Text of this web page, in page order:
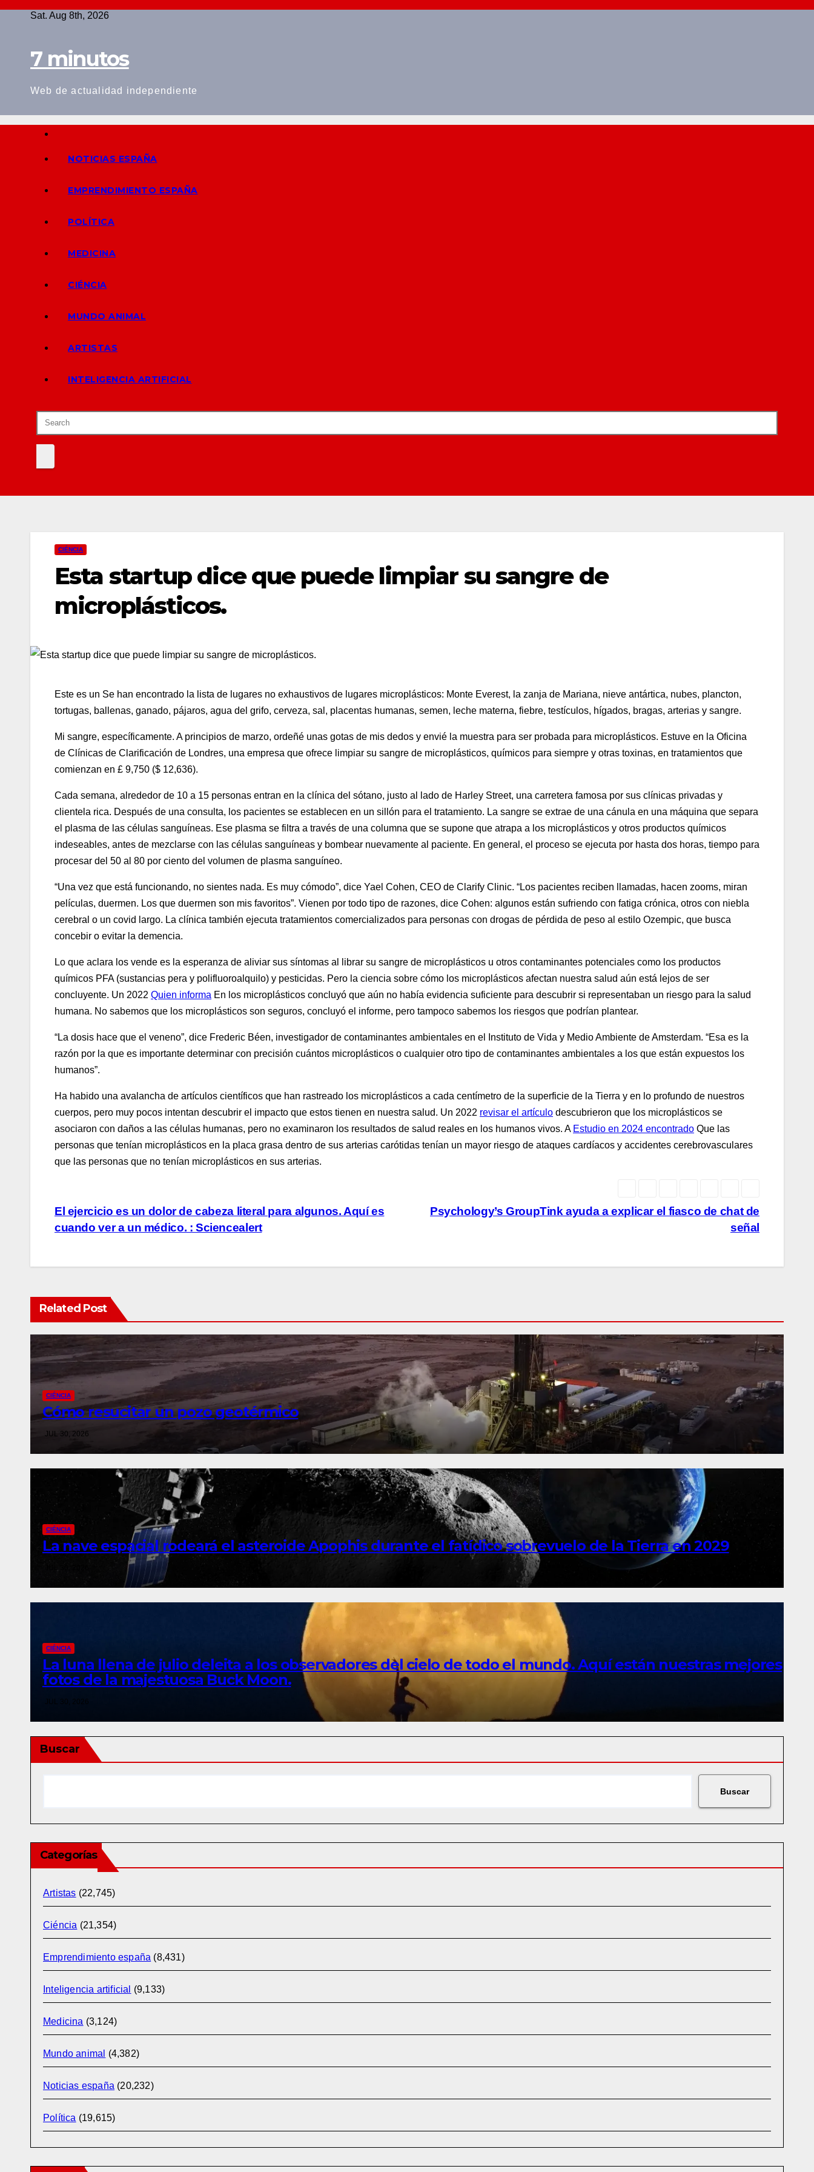
Skip
Sat. Aug 8th, 2026
7 minutos
Web de actualidad independiente
NOTICIAS ESPAÑA
EMPRENDIMIENTO ESPAÑA
POLÍTICA
MEDICINA
CIÉNCIA
MUNDO ANIMAL
ARTISTAS
INTELIGENCIA ARTIFICIAL
CIÉNCIA
Esta startup dice que puede limpiar su sangre de
microplásticos.
Este es un Se han encontrado la lista de lugares no exhaustivos de lugares microplásticos: Monte Everest, la zanja de Mariana, nieve antártica, nubes, plancton,
tortugas, ballenas, ganado, pájaros, agua del grifo, cerveza, sal, placentas humanas, semen, leche materna, fiebre, testículos, hígados, bragas, arterias y sangre.
Mi sangre, específicamente. A principios de marzo, ordeñé unas gotas de mis dedos y envié la muestra para ser probada para microplásticos. Estuve en la Oficina
de Clínicas de Clarificación de Londres, una empresa que ofrece limpiar su sangre de microplásticos, químicos para siempre y otras toxinas, en tratamientos que
comienzan en £ 9,750 ($ 12,636).
Cada semana, alrededor de 10 a 15 personas entran en la clínica del sótano, justo al lado de Harley Street, una carretera famosa por sus clínicas privadas y
clientela rica. Después de una consulta, los pacientes se establecen en un sillón para el tratamiento. La sangre se extrae de una cánula en una máquina que separa
el plasma de las células sanguíneas. Ese plasma se filtra a través de una columna que se supone que atrapa a los microplásticos y otros productos químicos
indeseables, antes de mezclarse con las células sanguíneas y bombear nuevamente al paciente. En general, el proceso se ejecuta por hasta dos horas, tiempo para
procesar del 50 al 80 por ciento del volumen de plasma sanguíneo.
“Una vez que está funcionando, no sientes nada. Es muy cómodo”, dice Yael Cohen, CEO de Clarify Clinic. “Los pacientes reciben llamadas, hacen zooms, miran
películas, duermen. Los que duermen son mis favoritos”. Vienen por todo tipo de razones, dice Cohen: algunos están sufriendo con fatiga crónica, otros con niebla
cerebral o un covid largo. La clínica también ejecuta tratamientos comercializados para personas con drogas de pérdida de peso al estilo Ozempic, que busca
concebir o evitar la demencia.
Lo que aclara los vende es la esperanza de aliviar sus síntomas al librar su sangre de microplásticos u otros contaminantes potenciales como los productos
químicos PFA (sustancias pera y polifluoroalquilo) y pesticidas. Pero la ciencia sobre cómo los microplásticos afectan nuestra salud aún está lejos de ser
concluyente. Un 2022 Quien informa En los microplásticos concluyó que aún no había evidencia suficiente para descubrir si representaban un riesgo para la salud
humana. No sabemos que los microplásticos son seguros, concluyó el informe, pero tampoco sabemos los riesgos que podrían plantear.
“La dosis hace que el veneno”, dice Frederic Béen, investigador de contaminantes ambientales en el Instituto de Vida y Medio Ambiente de Amsterdam. “Esa es la
razón por la que es importante determinar con precisión cuántos microplásticos o cualquier otro tipo de contaminantes ambientales a los que están expuestos los
humanos”.
Ha habido una avalancha de artículos científicos que han rastreado los microplásticos a cada centímetro de la superficie de la Tierra y en lo profundo de nuestros
cuerpos, pero muy pocos intentan descubrir el impacto que estos tienen en nuestra salud. Un 2022 revisar el artículo descubrieron que los microplásticos se
asociaron con daños a las células humanas, pero no examinaron los resultados de salud reales en los humanos vivos. A Estudio en 2024 encontrado Que las
personas que tenían microplásticos en la placa grasa dentro de sus arterias carótidas tenían un mayor riesgo de ataques cardíacos y accidentes cerebrovasculares
que las personas que no tenían microplásticos en sus arterias.
Post
navigation
Psychology’s GroupTink ayuda a explicar el fiasco de chat de
señal
El ejercicio es un dolor de cabeza literal para algunos. Aquí es
cuando ver a un médico. : Sciencealert
Related Post
CIÉNCIA
Cómo resucitar un pozo geotérmico
JUL 30, 2026
CIÉNCIA
La nave espacial rodeará el asteroide Apophis durante el fatídico sobrevuelo de la Tierra en 2029
CIÉNCIA
La luna llena de julio deleita a los observadores del cielo de todo el mundo. Aquí están nuestras mejores
fotos de la majestuosa Buck Moon.
JUL 30, 2026
Buscar
Buscar
Categorías
Artistas (22,745)
Ciéncia (21,354)
Emprendimiento españa (8,431)
Inteligencia artificial (9,133)
Medicina (3,124)
Mundo animal (4,382)
Noticias españa (20,232)
Política (19,615)